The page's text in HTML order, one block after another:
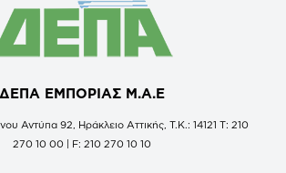
ΔΕΠΑ ΕΜΠΟΡΙΑΣ Μ.Α.Ε
Αντύπα 92, Ηράκλειο Αττικής, Τ.Κ.: 14121 Τ: 210
270 10 00 | F: 210 270 10 10